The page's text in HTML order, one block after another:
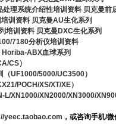
理系统介绍性培训资料 贝克曼前
训资料 贝克曼AU生化系列
培训资料 贝克曼DXC生化系列
7180分析仪培训资料
ABX血球系列
CS）
UF1000/5000/UC3500）
POCH/XS/XT/XE）
L/XN1000/XN2000/XN3000/
yeec.taobao.com ，或咨询手机/